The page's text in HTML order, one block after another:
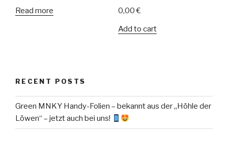
Read more 0,00€
Add to cart
RECENT POSTS
Green MNKY Handy-Folien – bekannt aus der „Höhle der
Löwen“ – jetzt auch bei uns!